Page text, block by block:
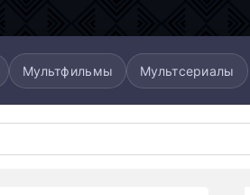
Мультфильмы Мультсериалы